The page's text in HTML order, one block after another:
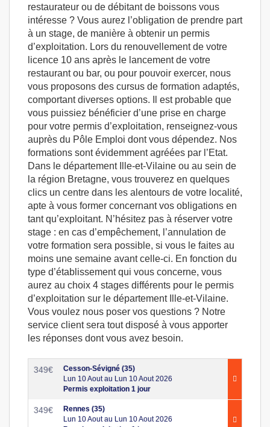
restaurateur ou de débitant de boissons vous
intéresse ? Vous aurez l’obligation de prendre part
à un stage, de manière à obtenir un permis
d’exploitation. Lors du renouvellement de votre
licence 10 ans après le lancement de votre
restaurant ou bar, ou pour pouvoir exercer, nous
vous proposons des cursus de formation adaptés,
comportant diverses options. Il est probable que
vous puissiez bénéficier d’une prise en charge
pour votre permis d’exploitation, renseignez-vous
auprès du Pôle Emploi dont vous dépendez. Nos
formations sont évidemment agréées par l’Etat.
Dans le département Ille-et-Vilaine ou au sein de
la région Bretagne, vous trouverez en quelques
clics un centre dans les alentours de votre localité,
apte à vous former concernant vos obligations en
tant qu’exploitant. N’hésitez pas à réserver votre
stage : en cas d’empêchement, l’annulation de
votre formation sera possible, si vous le faites au
moins une semaine avant celle-ci. En fonction du
type d’établissement qui vous concerne, vous
aurez au choix 4 stages différents pour le permis
d’exploitation sur le département Ille-et-Vilaine.
Vous voulez nous poser vos questions ? Notre
service client sera tout disposé à vous apporter
les réponses dont vous avez besoin.
349€
Cesson-Sévigné (35)
Lun 10 Aout au Lun 10 Aout 2026
Permis exploitation 1 jour
349€
Rennes (35)
Lun 10 Aout au Lun 10 Aout 2026